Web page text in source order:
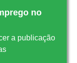
no
a publicação